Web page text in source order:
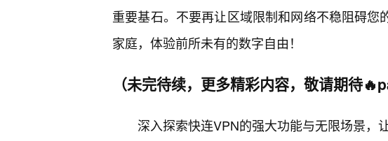
重要基石。不要再让区域限制和网络不稳阻碍
家庭，体验前所未有的数字自由！
（未完待续，更多精彩内容，敬请期待
深入探索快连VPN的强大功能与无限场景，